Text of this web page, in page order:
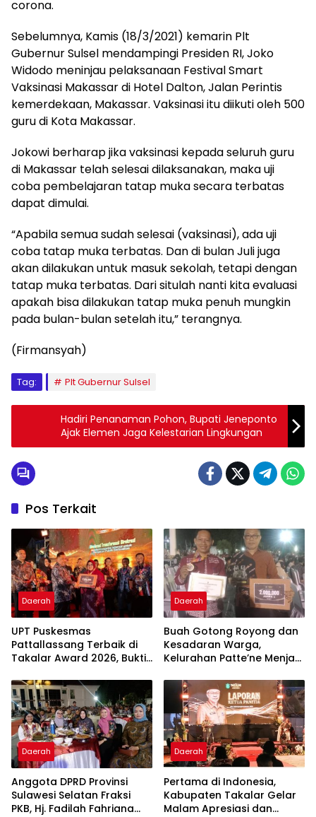
corona.
Sebelumnya, Kamis (18/3/2021) kemarin Plt
Gubernur Sulsel mendampingi Presiden RI, Joko
Widodo meninjau pelaksanaan Festival Smart
Vaksinasi Makassar di Hotel Dalton, Jalan Perintis
kemerdekaan, Makassar. Vaksinasi itu diikuti oleh 500
guru di Kota Makassar.
Jokowi berharap jika vaksinasi kepada seluruh guru
di Makassar telah selesai dilaksanakan, maka uji
coba pembelajaran tatap muka secara terbatas
dapat dimulai.
“Apabila semua sudah selesai (vaksinasi), ada uji
coba tatap muka terbatas. Dan di bulan Juli juga
akan dilakukan untuk masuk sekolah, tetapi dengan
tatap muka terbatas. Dari situlah nanti kita evaluasi
apakah bisa dilakukan tatap muka penuh mungkin
pada bulan-bulan setelah itu,” terangnya.
(Firmansyah)
Tag: Plt Gubernur Sulsel
Hadiri Penanaman Pohon, Bupati Jeneponto
Ajak Elemen Jaga Kelestarian Lingkungan
Pos Terkait
Daerah
UPT Puskesmas
Pattallassang Terbaik di
Takalar Award 2026, Bukti
Pelayanan Kesehatan
Berkualitas
Daerah
Buah Gotong Royong dan
Kesadaran Warga,
Kelurahan Patte’ne Menjadi
2026
Daerah
Anggota DPRD Provinsi
Sulawesi Selatan Fraksi
PKB, Hj. Fadilah Fahriana
Daerah
Pertama di Indonesia,
Kabupaten Takalar Gelar
Malam Apresiasi dan